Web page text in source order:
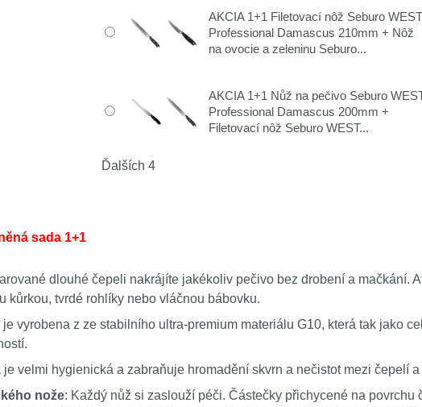
AKCIA 1+1 Filetovací nôž Seburo WEST
Professional Damascus 210mm + Nôž
na ovocie a zeleninu Seburo...
AKCIA 1+1 Nůž na pečivo Seburo
Professional Damascus 200mm +
Filetovací nôž Seburo WEST...
Ďalších 4
sada 1+1
dlouhé čepeli nakrájíte jakékoliv pečivo bez drobení a mačkání.
kůrkou, tvrdé rohlíky nebo vláčnou bábovku.
vyrobena z ze stabilního ultra-premium materiálu G10, která tak jako
je velmi hygienická a zabraňuje hromadění skvrn a nečistot mezi čepelí a
nože: Každý nůž si zaslouží péči. Částečky přichycené na povrchu